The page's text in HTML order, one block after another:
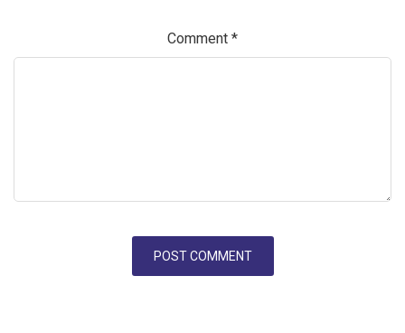
Comment *